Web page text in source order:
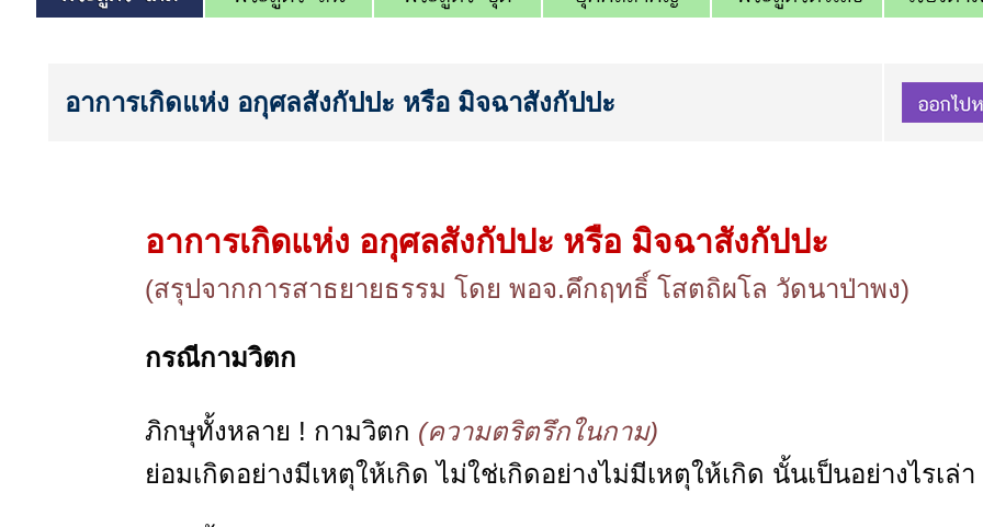
อาการเกิดแห่ง อกุศลสังกัปปะ หรือ มิจฉาสังกัปปะ
อาการเกิดแห่ง อกุศลสังกัปปะ หรือ มิจฉาสังกัปปะ
(สรุปจากการสาธยายธรรม โดย พอจ.คึกฤทธิ์ โสตถิผโล วัดนาป่าพง)
กรณีกามวิตก
ภิกษุทั้งหลาย ! กามวิตก (ความตริตรึกในกาม)
ย่อมเกิดอย่างมีเหตุให้เกิด ไม่ใช่เกิดอย่างไม่มีเหตุให้เกิด นั้นเป็นอย่างไรเล่า